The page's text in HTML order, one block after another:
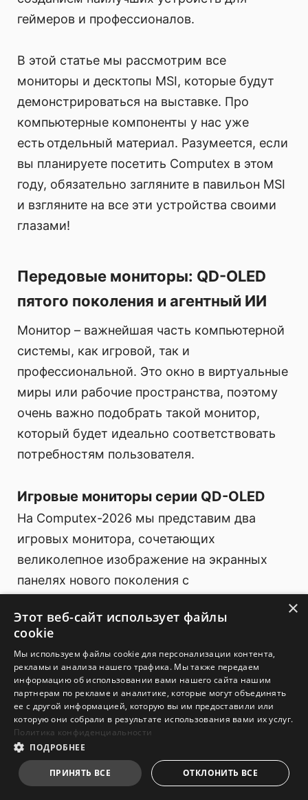
геймеров и профессионалов.
В этой статье мы рассмотрим все
мониторы и десктопы MSI, которые будут
демонстрироваться на выставке. Про
компьютерные компоненты у нас уже
есть отдельный материал. Разумеется, если
вы планируете посетить Computex в этом
году, обязательно загляните в павильон MSI
и взгляните на все эти устройства своими
глазами!
Передовые мониторы: QD-OLED
пятого поколения и агентный ИИ
Монитор – важнейшая часть компьютерной
системы, как игровой, так и
профессиональной. Это окно в виртуальные
миры или рабочие пространства, поэтому
очень важно подобрать такой монитор,
который будет идеально соответствовать
потребностям пользователя.
Игровые мониторы серии QD-OLED
На Computex-2026 мы представим два
игровых монитора, сочетающих
великолепное изображение на экранных
панелях нового поколения с
функциями. Это модели MEG X и MPG OLED
322URDX36.
MEG X: первый игровой монитор с
агентным ИИ
×
Этот веб-сайт использует файлы
cookie
Мы используем файлы cookie для персонализации контента,
рекламы и анализа нашего трафика. Мы также передаем
информацию об использовании вами нашего сайта нашим
партнерам по рекламе и аналитике, которые могут объединять
ее с другой информацией, которую вы им предоставили или
которую они собрали в результате использования вами их услуг.
Политика конфиденциальности
ПОДРОБНЕЕ
ПРИНЯТЬ ВСЕ ОТКЛОНИТЬ ВСЕ